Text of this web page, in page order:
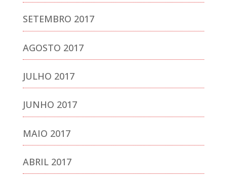
SETEMBRO 2017
AGOSTO 2017
JULHO 2017
JUNHO 2017
MAIO 2017
ABRIL 2017